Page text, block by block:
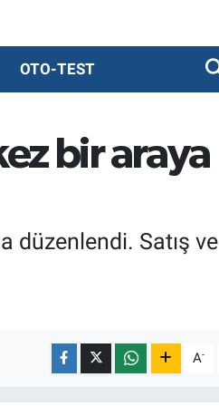
OTO-TEST
bir araya
düzenlendi. Satış ve
A-